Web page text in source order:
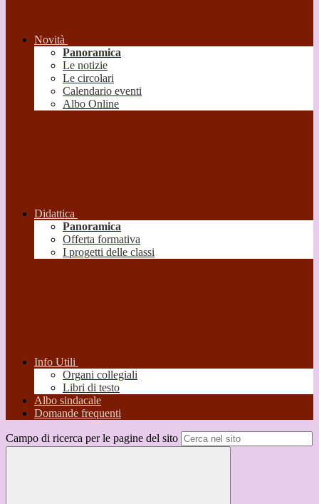
Novità
Panoramica
Le notizie
Le circolari
Calendario eventi
Albo Online
Didattica
Panoramica
Offerta formativa
I progetti delle classi
Info Utili
Organi collegiali
Libri di testo
Albo sindacale
Domande frequenti
Campo di ricerca per le pagine del sito